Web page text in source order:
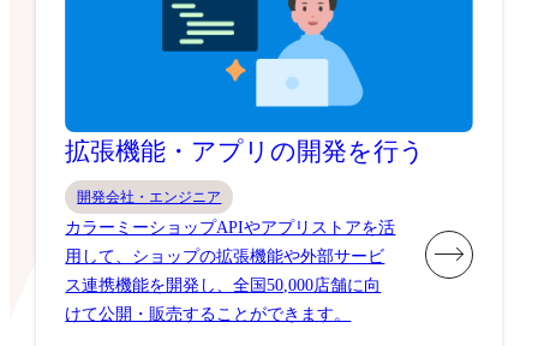
拡張機能・アプリの開発を行う
開発会社・エンジニア
カラーミーショップAPIやアプリストアを活
用して、ショップの拡張機能や外部サービ
ス連携機能を開発し、全国50,000店舗に向
けて公開・販売することができます。